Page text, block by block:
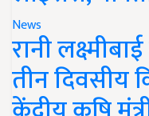
News
रानी
तीन दिवसीय